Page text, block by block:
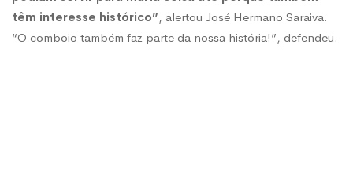
têm interesse histórico”, alertou José Hermano Saraiva.
“O comboio também faz parte da nossa história!”, defendeu.